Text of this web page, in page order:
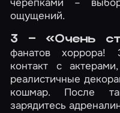
черепками –
ощущений.
3 – «Очень
фанатов хоррора!
контакт с
реалистичные
кошмар. После
зарядитесь